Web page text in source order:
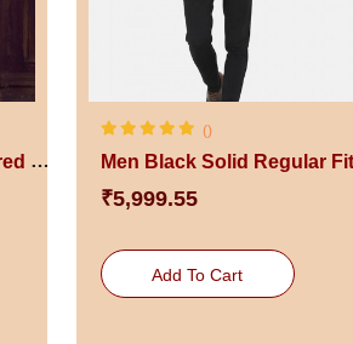
Pink & Maroon Embroidered Semi-Stitched Lehenga Choli
()
₹5,999.55
Add To Cart